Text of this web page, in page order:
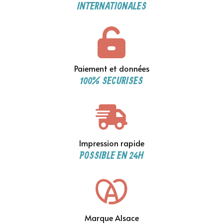
INTERNATIONALES
Paiement et données
100% SECURISES
Impression rapide
POSSIBLE EN 24H
Marque Alsace